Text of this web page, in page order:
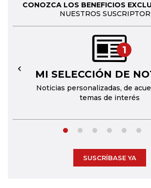
CONOZCA LOS BENEFICIOS
NUESTROS
1
MI SELECCIÓN DE
Noticias personalizadas, de
temas de interés
←
SUSCRÍBASE YA